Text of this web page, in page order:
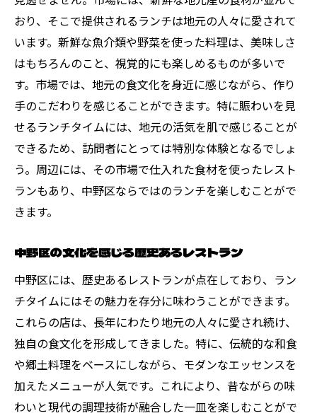
おり、そこで提供されるランチは地元の人々に愛されて
います。新鮮な魚介類や野菜を使った料理は、美味しさ
はもちろんのこと、視覚的にも楽しめるものが多いで
す。市場では、地元の食文化を身近に感じながら、作り
手のこだわりを感じることができます。特に賑わいを見
せるランチタイムには、地元の活気を肌で感じることが
できるため、訪問者にとっては特別な体験となるでしょ
う。周辺には、その市場で仕入れた食材を使ったレスト
ランもあり、中野区ならではのランチを楽しむことがで
きます。
中野区の文化を感じる歴史あるレストラン
中野区には、歴史あるレストランが点在しており、ラン
チタイムにはその魅力を存分に味わうことができます。
これらの店は、長年にわたり地元の人々に愛され続け、
独自の食文化を形成してきました。特に、伝統的な和食
や郷土料理をベースにしながら、モダンなエッセンスを
加えたメニューが人気です。これにより、昔ながらの味
わいと現代の調理技術が融合した一皿を楽しむことがで